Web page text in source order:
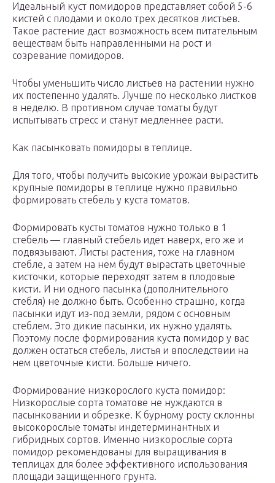
Идеальный куст помидоров представляет собой 5-6
кистей с плодами и около трех десятков листьев.
Такое растение даст возможность всем питательным
веществам быть направленными на рост и
созревание помидоров.
Чтобы уменьшить число листьев на растении нужно
их постепенно удалять. Лучше по несколько листков
в неделю. В противном случае томаты будут
испытывать стресс и станут медленнее расти.
Как пасынковать помидоры в теплице.
Для того, чтобы получить высокие урожаи вырастить
крупные помидоры в теплице нужно правильно
формировать стебель у куста томатов.
Формировать кусты томатов нужно только в 1
стебель — главный стебель идет наверх, его же и
подвязывают. Листы растения, тоже на главном
стебле, а затем на нем будут вырастать цветочные
кисточки, которые переходят затем в плодовые
кисти. И ни одного пасынка (дополнительного
стебля) не должно быть. Особенно страшно, когда
пасынки идут из-под земли, рядом с основным
стеблем. Это дикие пасынки, их нужно удалять.
Поэтому после формирования куста помидор у вас
должен остаться стебель, листья и впоследствии на
нем цветочные кисти. Больше ничего.
Формирование низкорослого куста помидор:
Низкорослые сорта томатове не нуждаются в
пасынковании и обрезке. К бурному росту склонны
высокорослые томаты индетерминантных и
гибридных сортов. Именно низкорослые сорта
помидор рекомендованы для выращивания в
теплицах для более эффективного использования
площади защищенного грунта.